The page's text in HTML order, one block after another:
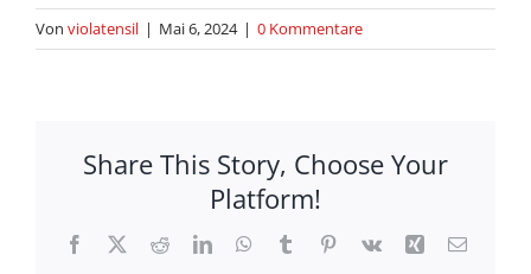
Von violatensil | Mai 6, 2024 | 0 Kommentare
Share This Story, Choose Your
Platform!
Facebook
X RedditLinkedInWhatsApp
TumblrPinterest
Vk Xing E-